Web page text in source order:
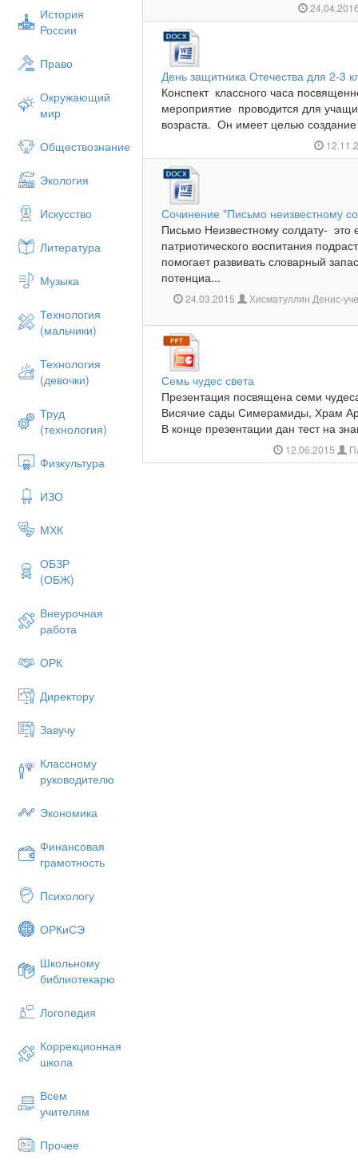
История
России
Право
Окружающий
мир
Обществознание
Экология
Искусство
Литература
Музыка
Технология
(мальчики)
Технология
(девочки)
Труд
(технология)
Физкультура
ИЗО
МХК
ОБЗР
(ОБЖ)
Внеурочная
работа
ОРК
Директору
Завучу
Классному
руководителю
Экономика
Финансовая
грамотность
Психологу
ОРКиСЭ
Школьному
библиотекарю
Логопедия
Коррекционная
школа
Всем
учителям
Прочее
День защитника Отечества для 2-3
Конспект классного часа
мероприятие проводится для
возраста. Он имеет целью
Сочинение "Письмо неизвестному
Письмо Неизвестному солдату- это
патриотического воспитания
помогает развивать словарный
потенциа...
24.03.2015 Хисматуллин Денис-
Семь чудес света
Презентация посвящена семи
Висячие сады Симерамиды, Храм
В конце презентации дан тест на
12.06.2015